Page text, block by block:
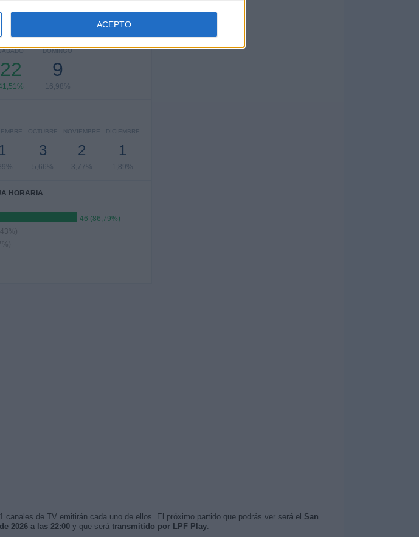
ACEPTO
22
DOMINGO
9
16,98%
1
OCTUBRE
3
5,66%
NOVIEMBRE
2
3,77%
DICIEMBRE
1
1,89%
HORARIA
46 (86,79%)
canales de TV emitirán cada uno de ellos. El próximo partido que podrás ver será el San
2026 a las 22:00y que será transmitido por LPF Play.